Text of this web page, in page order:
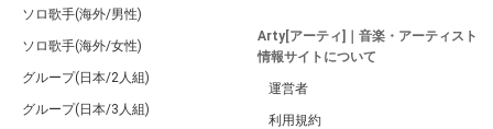
ソロ歌手(海外/男性)
ソロ歌手(海外/女性)
グループ(日本/2人組)
グループ(日本/3人組)
Arty[アーティ]｜音楽・アーティスト
情報サイトについて
運営者
利用規約